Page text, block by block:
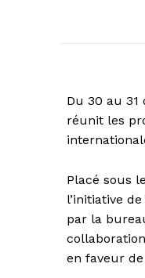
Du 30 au
réunit les
Placé sous
l’initiative
par la
en faveur